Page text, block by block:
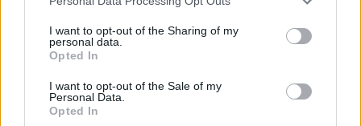
I want to opt-out of the Sharing of my
personal data.
Opted In
I want to opt-out of the Sale of my
Personal Data.
Opted In
wspólnej wycieczki o fabryki czekolady.
Umpa-Lumpy
Tajemniczy ludek, który pracuje w fabryce
czekolady. To bardzo mali ludzie o różowej